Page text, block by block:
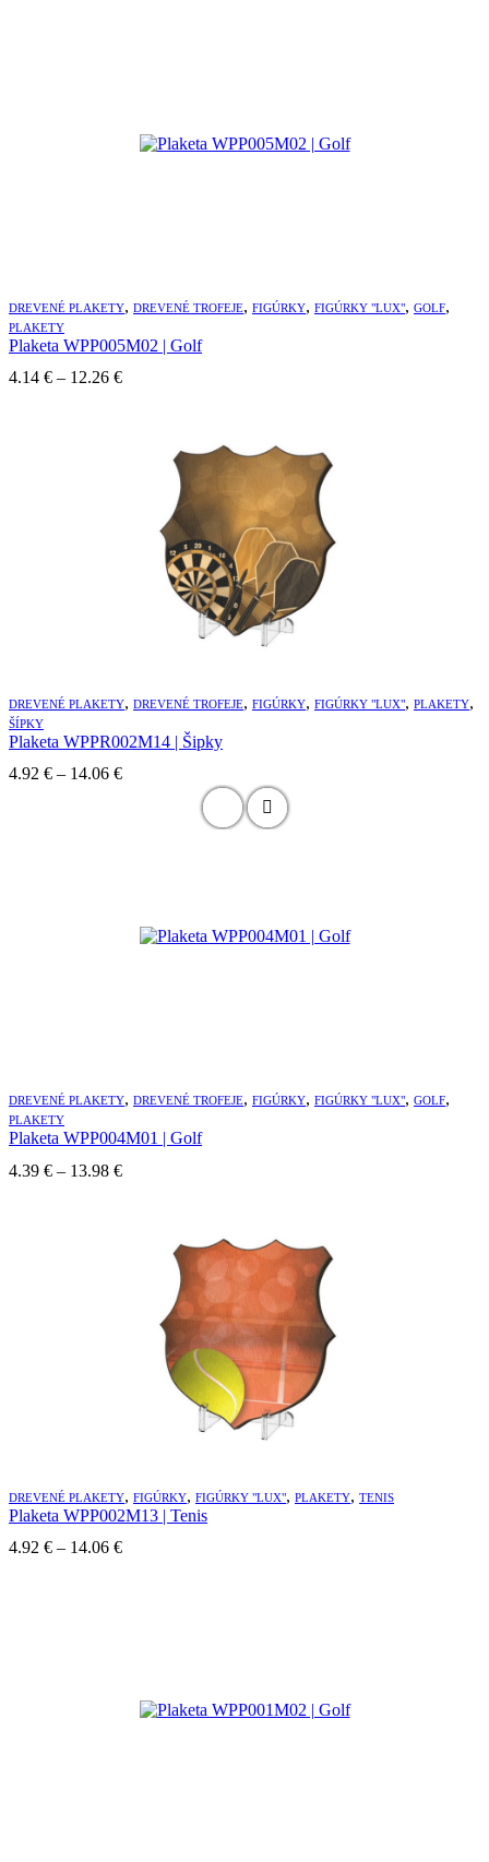
DREVENÉ PLAKETY, DREVENÉ TROFEJE, FIGÚRKY, FIGÚRKY "LUX", GOLF,
PLAKETY
Plaketa WPP005M02 | Golf
4.14 € – 12.26 €Price
DREVENÉ PLAKETY, DREVENÉ TROFEJE, FIGÚRKY, FIGÚRKY "LUX", PLAKETY,
ŠÍPKY
Plaketa WPPR002M14 | Šipky
4.92 € – 14.06 €Price
DREVENÉ PLAKETY, DREVENÉ TROFEJE, FIGÚRKY, FIGÚRKY "LUX", GOLF,
PLAKETY
Plaketa WPP004M01 | Golf
4.39 € – 13.98 €Price
DREVENÉ PLAKETY, FIGÚRKY, FIGÚRKY "LUX", PLAKETY, TENIS
Plaketa WPP002M13 | Tenis
4.92 € – 14.06 €Price